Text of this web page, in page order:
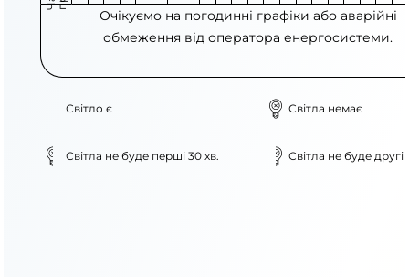
Очікуємо на погодинні графіки або аварійні
обмеження від оператора енергосистеми.
Світло є Світла немає
Світла не буде перші 30 хв. Світла не буде другі